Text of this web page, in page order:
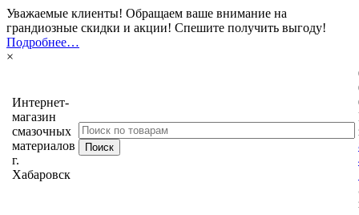
Уважаемые клиенты! Обращаем ваше внимание на
грандиозные скидки и акции! Спешите получить выгоду!
Подробнее…
×
Интернет-
магазин
смазочных
материалов
г.
Хабаровск